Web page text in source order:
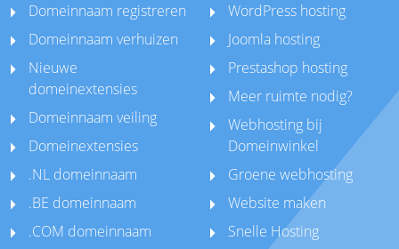
Domeinnaam registreren
Domeinnaam verhuizen
Nieuwe
domeinextensies
Domeinnaam veiling
Domeinextensies
.NL domeinnaam
.BE domeinnaam
.COM domeinnaam
WordPress hosting
Joomla hosting
Prestashop hosting
Meer ruimte nodig?
Webhosting bij
Domeinwinkel
Groene webhosting
Website maken
Snelle Hosting